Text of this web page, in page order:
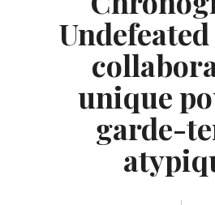
Undefeated
unique
garde-